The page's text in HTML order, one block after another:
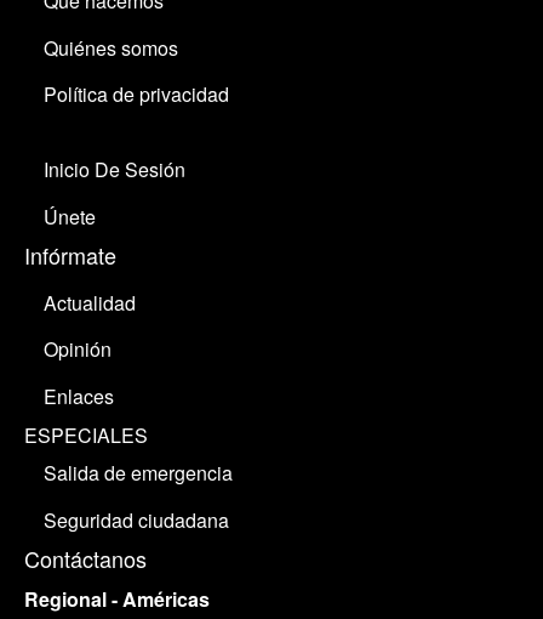
Quiénes somos
Política de privacidad
Inicio De Sesión
Únete
Infórmate
Actualidad
Opinión
Enlaces
ESPECIALES
Salida de emergencia
Seguridad ciudadana
Contáctanos
Regional - Américas